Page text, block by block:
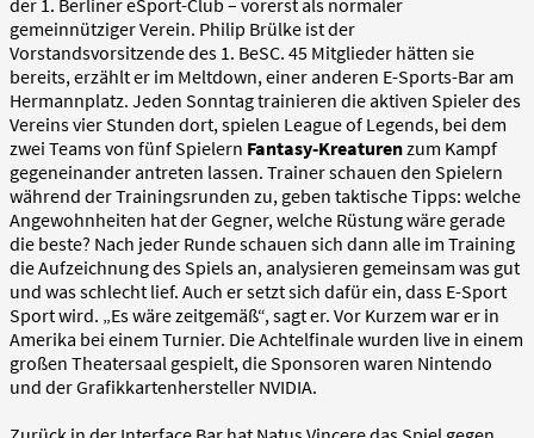
der 1. Berliner eSport-Club – vorerst als normaler
gemeinnütziger Verein. Philip Brülke ist der
Vorstandsvorsitzende des 1. BeSC. 45 Mitglieder hätten sie
bereits, erzählt er im Meltdown, einer anderen E-Sports-Bar am
Hermannplatz. Jeden Sonntag trainieren die aktiven Spieler des
Vereins vier Stunden dort, spielen League of Legends, bei dem
zwei Teams von fünf Spielern Fantasy-Kreaturenzum Kampf
gegeneinander antreten lassen. Trainer schauen den Spielern
während der Trainingsrunden zu, geben taktische Tipps: welche
Angewohnheiten hat der Gegner, welche Rüstung wäre gerade
die beste? Nach jeder Runde schauen sich dann alle im Training
die Aufzeichnung des Spiels an, analysieren gemeinsam was gut
und was schlecht lief. Auch er setzt sich dafür ein, dass E-Sport
Sport wird. „Es wäre zeitgemäß“, sagt er. Vor Kurzem war er in
Amerika bei einem Turnier. Die Achtelfinale wurden live in einem
großen Theatersaal gespielt, die Sponsoren waren Nintendo
und der Grafikkartenhersteller NVIDIA.